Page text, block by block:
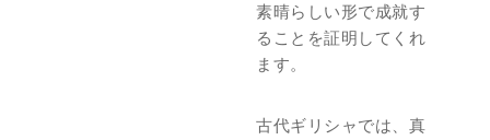
素晴らしい形で成就す
ることを証明してくれ
ます。
古代ギリシャでは、真